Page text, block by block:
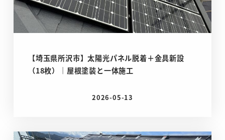
【埼玉県所沢市】太陽光パネル脱着＋金具新設
（18枚）｜屋根塗装と一体施工
投稿日
2026-05-13